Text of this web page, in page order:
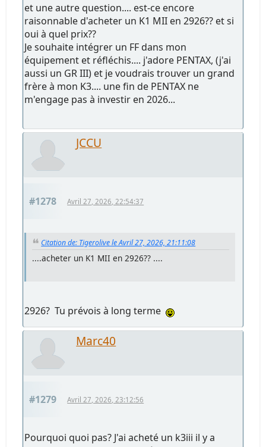
et une autre question.... est-ce encore
raisonnable d'acheter un K1 MII en 2926?? et si
oui à quel prix??
Je souhaite intégrer un FF dans mon
équipement et réfléchis.... j'adore PENTAX, (j'ai
aussi un GR III) et je voudrais trouver un grand
frère à mon K3.... une fin de PENTAX ne
m'engage pas à investir en 2026...
JCCU
#1278 Avril 27, 2026, 22:54:37
Citation de: Tigerolive le Avril 27, 2026, 21:11:08
....acheter un K1 MII en 2926?? ....
2926? Tu prévois à long terme
Marc40
#1279 Avril 27, 2026, 23:12:56
Pourquoi quoi pas? J'ai acheté un k3iii il y a